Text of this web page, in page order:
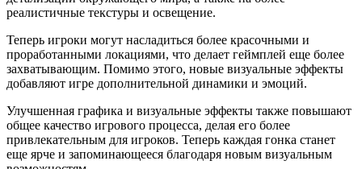
реалистичные текстуры и освещение.
Теперь игроки могут насладиться более красочными и
проработанными локациями, что делает геймплей еще более
захватывающим. Помимо этого, новые визуальные эффекты
добавляют игре дополнительной динамики и эмоций.
Улучшенная графика и визуальные эффекты также повышают
общее качество игрового процесса, делая его более
привлекательным для игроков. Теперь каждая гонка станет
еще ярче и запоминающееся благодаря новым визуальным